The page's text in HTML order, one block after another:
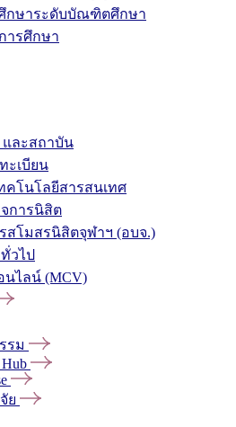
กษาระดับบัณฑิตศึกษา
ารศึกษา
ละสถาบัน
ะเบียน
คโนโลยีสารสนเทศ
การนิสิต
สโมสรนิสิตจุฬาฯ (อบจ.)
วไป
นไลน์ (MCV)
รม
ย